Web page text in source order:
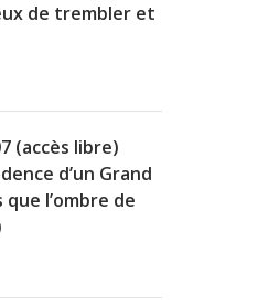
de trembler et
(accès libre)
d’un Grand
l’ombre de